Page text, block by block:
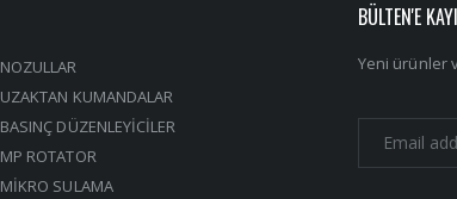
NOZULLAR
UZAKTAN KUMANDALAR
BASINÇ DÜZENLEYİCİLER
MP ROTATOR
MİKRO SULAMA
BÜLTEN'E
Yeni ürünler